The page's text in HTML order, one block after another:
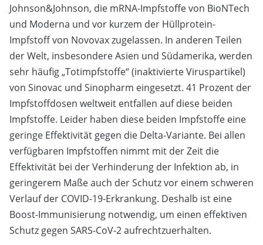
Johnson&Johnson, die mRNA-Impfstoffe von BioNTech
und Moderna und vor kurzem der Hüllprotein-
Impfstoff von Novovax zugelassen. In anderen Teilen
der Welt, insbesondere Asien und Südamerika, werden
sehr häufig „Totimpfstoffe“ (inaktivierte Viruspartikel)
von Sinovac und Sinopharm eingesetzt. 41 Prozent der
Impfstoffdosen weltweit entfallen auf diese beiden
Impfstoffe. Leider haben diese beiden Impfstoffe eine
geringe Effektivität gegen die Delta-Variante. Bei allen
verfügbaren Impfstoffen nimmt mit der Zeit die
Effektivität bei der Verhinderung der Infektion ab, in
geringerem Maße auch der Schutz vor einem schweren
Verlauf der COVID-19-Erkrankung. Deshalb ist eine
Boost-Immunisierung notwendig, um einen effektiven
Schutz gegen SARS-CoV-2 aufrechtzuerhalten.